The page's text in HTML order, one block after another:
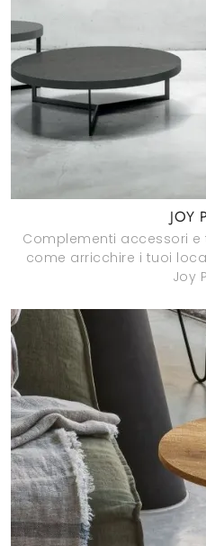
JOY
Complementi accessori
come arricchire i tuoi
Joy